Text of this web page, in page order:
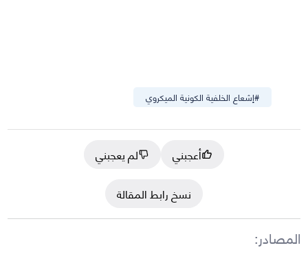
#إشعاع الخلفية الكونية الميكروي
أعجبني
لم يعجبني
نسخ رابط المقالة
المصادر: